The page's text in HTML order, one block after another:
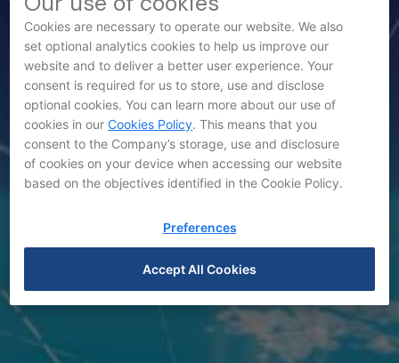
News
Cookies are necessary to operate our website. We also
set optional analytics cookies to help us improve our
website and to deliver a better user experience. Your
consent is required for us to store, use and disclose
optional cookies. You can learn more about our use of
cookies in ourCookies Policy. This means that you
consent to the Company’s storage, use and disclosure
of cookies on your device when accessing our website
based on the objectives identified in the Cookie Policy.
Preferences
Accept All Cookies